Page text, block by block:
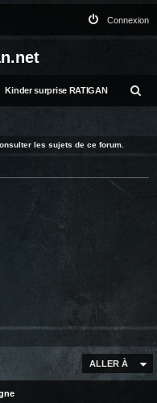
Connexion
Kinder surprise RATIGAN
e
les sujets de ce forum.
ALLER À